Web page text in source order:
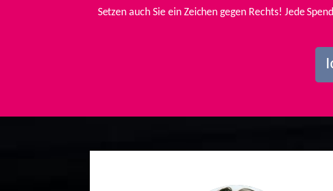
Setzen auch Sie ein Zeichen gegen Rechts! Jede